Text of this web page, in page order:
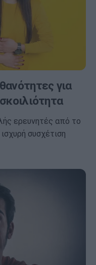
για
ερευνητές από το
συσχέτιση